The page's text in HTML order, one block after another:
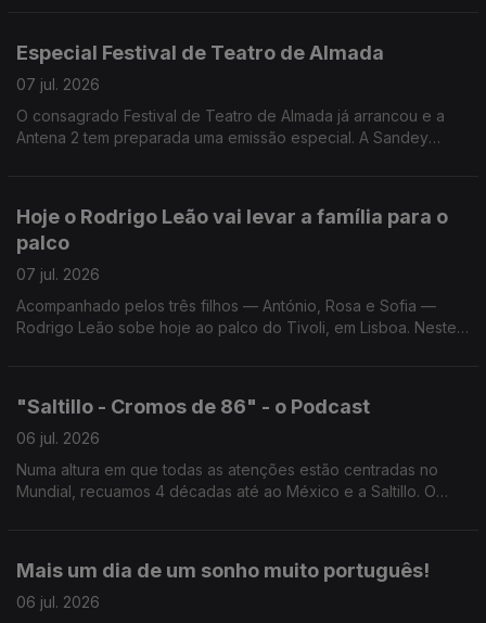
Especial Festival de Teatro de Almada
07 jul. 2026
O consagrado Festival de Teatro de Almada já arrancou e a
Antena 2 tem preparada uma emissão especial. A Sandey
Hoje o Rodrigo Leão vai levar a família para o
palco
07 jul. 2026
Acompanhado pelos três filhos — António, Rosa e Sofia —
Rodrigo Leão sobe hoje ao palco do Tivoli, em Lisboa. Neste
"Saltillo - Cromos de 86" - o Podcast
06 jul. 2026
Numa altura em que todas as atenções estão centradas no
Mundial, recuamos 4 décadas até ao México e a Saltillo. O
Mais um dia de um sonho muito português!
06 jul. 2026